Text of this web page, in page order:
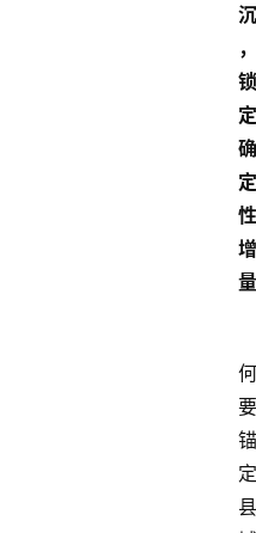
沉
，
锁
定
确
定
性
增
量
何
要
锚
定
县